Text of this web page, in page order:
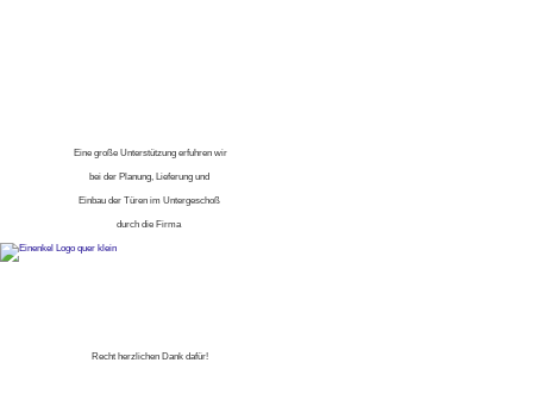
Eine große Unterstützung erfuhren wir
bei der Planung, Lieferung und
Einbau der Türen im Untergeschoß
durch die Firma
Recht herzlichen Dank dafür!